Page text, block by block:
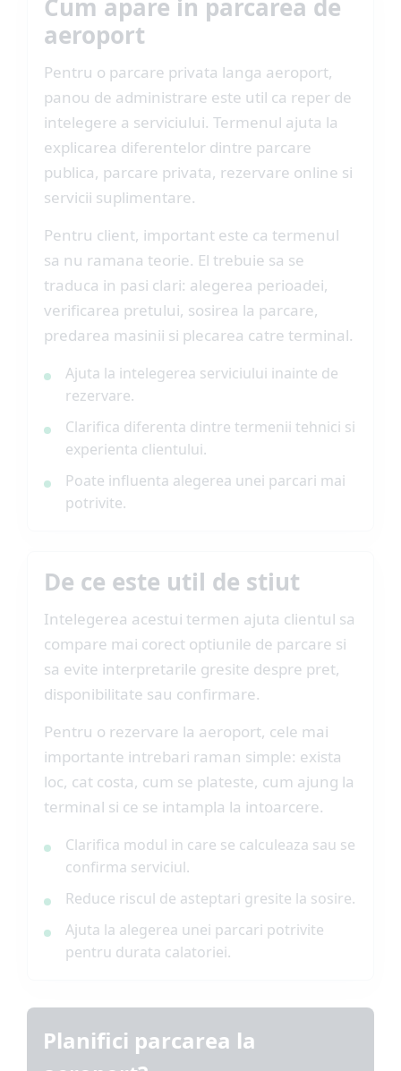
Cum apare in parcarea de
aeroport
Pentru o parcare privata langa aeroport,
panou de administrare este util ca reper de
intelegere a serviciului. Termenul ajuta la
explicarea diferentelor dintre parcare
publica, parcare privata, rezervare online si
servicii suplimentare.
Pentru client, important este ca termenul
sa nu ramana teorie. El trebuie sa se
traduca in pasi clari: alegerea perioadei,
verificarea pretului, sosirea la parcare,
predarea masinii si plecarea catre terminal.
Ajuta la intelegerea serviciului inainte de
rezervare.
Clarifica diferenta dintre termenii tehnici si
experienta clientului.
Poate influenta alegerea unei parcari mai
potrivite.
De ce este util de stiut
Intelegerea acestui termen ajuta clientul sa
compare mai corect optiunile de parcare si
sa evite interpretarile gresite despre pret,
disponibilitate sau confirmare.
Pentru o rezervare la aeroport, cele mai
importante intrebari raman simple: exista
loc, cat costa, cum se plateste, cum ajung la
terminal si ce se intampla la intoarcere.
Clarifica modul in care se calculeaza sau se
confirma serviciul.
Reduce riscul de asteptari gresite la sosire.
Ajuta la alegerea unei parcari potrivite
pentru durata calatoriei.
Planifici parcarea la